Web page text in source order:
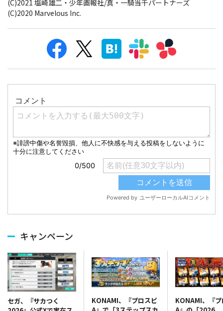
(C)2021 塩崎雄二・少年画報社/真・一騎当千パートナーズ
(C)2020 Marvelous Inc.
キャンペーン
セガ、『サカつく
KONAMI、『プロスピ
KONAMI、『